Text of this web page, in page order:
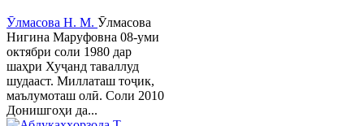
Ӯлмасова Н. М. Ӯлмасова
Нигина Маруфовна 08-уми
октябри соли 1980 дар
шаҳри Хуҷанд таваллуд
шудааст. Миллаташ тоҷик,
маълумоташ олӣ. Соли 2010
Донишгоҳи да...